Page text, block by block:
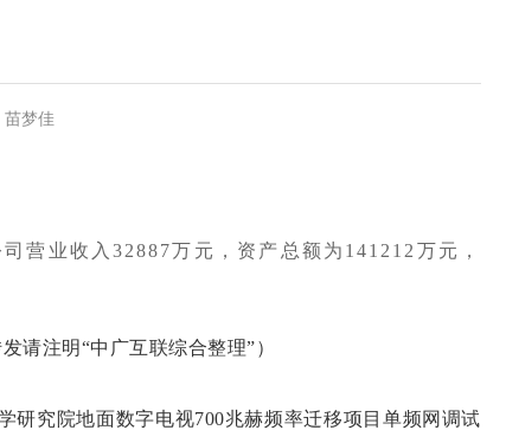
苗梦佳
营业收入32887万元，资产总额为141212万元，
注明“中广互联综合整理”）
究院地面数字电视700兆赫频率迁移项目单频网调试